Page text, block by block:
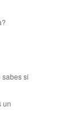
sabes si
un